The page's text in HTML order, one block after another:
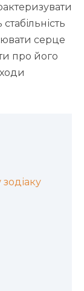
серце
про його